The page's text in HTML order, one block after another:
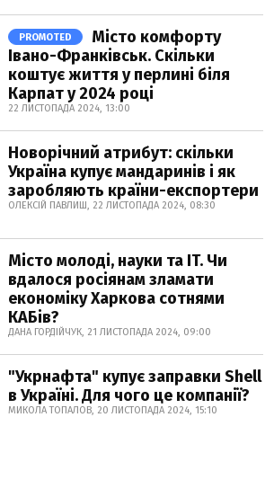
PROMOTED
Місто комфорту
Івано-Франківськ. Скільки
коштує життя у перлині біля
Карпат у 2024 році
22 ЛИСТОПАДА 2024, 13:00
Новорічний атрибут: скільки
Україна купує мандаринів і як
заробляють країни-експортери
ОЛЕКСІЙ ПАВЛИШ, 22 ЛИСТОПАДА 2024, 08:30
Місто молоді, науки та IT. Чи
вдалося росіянам зламати
економіку Харкова сотнями
КАБів?
ДАНА ГОРДІЙЧУК, 21 ЛИСТОПАДА 2024, 09:00
"Укрнафта" купує заправки Shell
в Україні. Для чого це компанії?
МИКОЛА ТОПАЛОВ, 20 ЛИСТОПАДА 2024, 15:10